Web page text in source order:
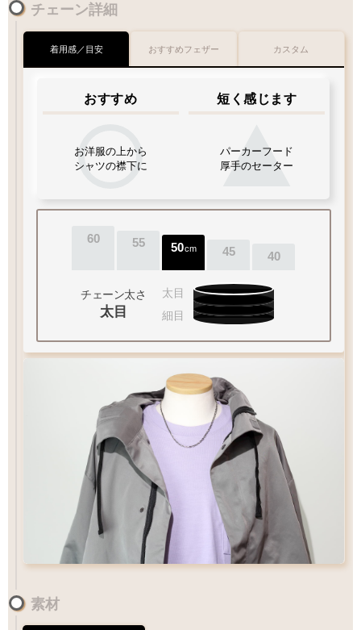
チェーン詳細
着用感／目安
おすすめ
お洋服の上から
シャツの襟下に
短く感じます
パーカーフード
厚手のセーター
60 55 50cm 45 40
チェーン太さ
太目
太目
細目
おすすめフェザー カスタム
ペンダントの状態でお届け致します
素材